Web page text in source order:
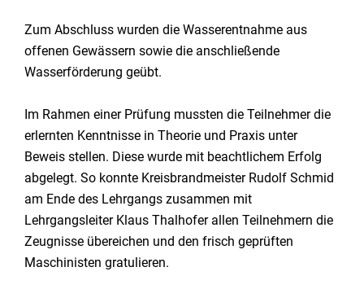
Zum Abschluss wurden die Wasserentnahme aus
offenen Gewässern sowie die anschließende
Wasserförderung geübt.
Im Rahmen einer Prüfung mussten die Teilnehmer die
erlernten Kenntnisse in Theorie und Praxis unter
Beweis stellen. Diese wurde mit beachtlichem Erfolg
abgelegt. So konnte Kreisbrandmeister Rudolf Schmid
am Ende des Lehrgangs zusammen mit
Lehrgangsleiter Klaus Thalhofer allen Teilnehmern die
Zeugnisse übereichen und den frisch geprüften
Maschinisten gratulieren.